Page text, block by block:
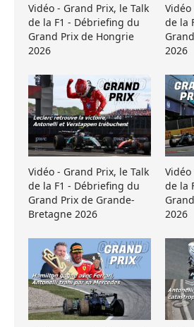
Vidéo - Grand Prix, le Talk
de la F1 - Débriefing du
Grand Prix de Hongrie
2026
de la
2026
Vidéo - Grand Prix, le Talk
de la F1 - Débriefing du
Grand Prix de Grande-
Bretagne 2026
de la
2026